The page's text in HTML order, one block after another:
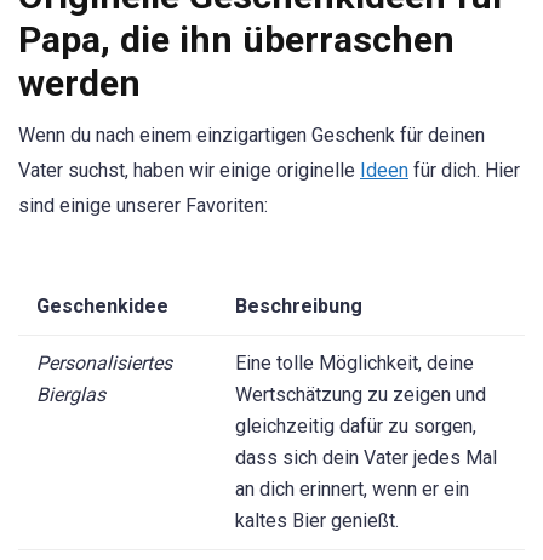
Papa, die ihn überraschen
werden
Wenn du nach einem einzigartigen Geschenk für deinen
Vater suchst, haben wir einige originelle Ideen für dich. Hier
sind einige unserer Favoriten:
Geschenkidee Beschreibung
Personalisiertes
Bierglas
Eine tolle Möglichkeit, deine
Wertschätzung zu zeigen und
gleichzeitig dafür zu sorgen,
dass sich dein Vater jedes Mal
an dich erinnert, wenn er ein
kaltes Bier genießt.